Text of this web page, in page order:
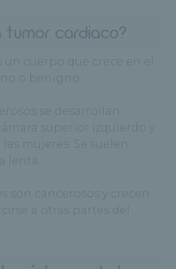
un cuerpo que crece en el
o benigno.
se desarrollan
superior izquierdo y
mujeres. Se suelen
lenta.
son cancerosos y crecen
a otras partes del